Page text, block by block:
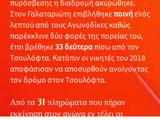
πυρόσβεσης η διαδρομή ακυρώθηκε.
Στον Γαλαταριώτη επιβλήθηκεποινήενός
λεπτού από τους Αγωνοδίκες καθώς
παρέκκλινε δύο φορές της πορείας του,
έτσι βρέθηκε33 δεύτεραπίσω από τον
Τσουλόφτα. Κατόπιν οι νικητές του 2018
αποφάσισαν να αποσυρθούν ανοίγοντας
τον δρόμο στον Τσουλόφτα.
Από τα 31 πληρώματα που πήραν
εκκίνηση στον αγώνα εν τέλει οι